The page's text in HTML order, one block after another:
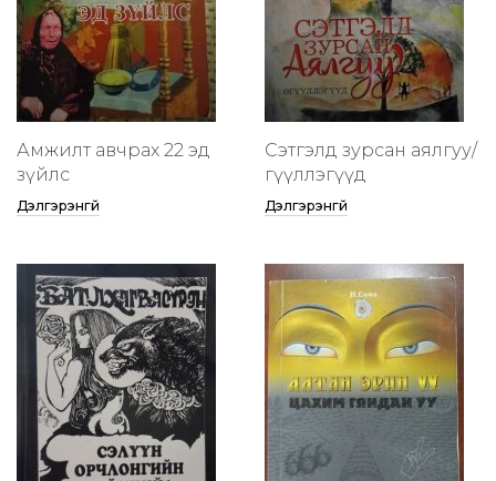
Амжилт авчрах 22 эд
зүйлс
Дэлгэрэнгүй
Сэтгэлд зурсан аялгуу/
өгүүллэгүүд
Дэлгэрэнгүй